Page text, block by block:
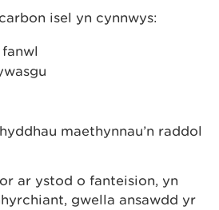
isel yn cynnwys:
maethynnau’n raddol
ar ystod o fanteision, yn
gwella ansawdd yr